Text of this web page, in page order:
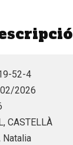
52-4
2026
CASTELLÀ
Natalia